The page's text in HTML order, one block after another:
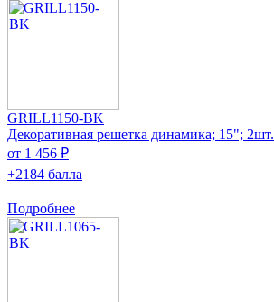
GRILL1150-BK
Декоративная решетка динамика; 15"; 2шт.
от 1 456 ₽
+2184 балла
Подробнее